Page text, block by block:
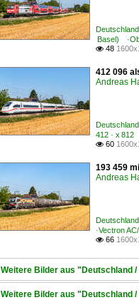
Basel)
 48
412 096
Andreas
412 · x 812
 60
193 459
Andreas
·Vectron
 66
Weitere Bilder aus "Deutschland
Weitere Bilder aus "Deutschland